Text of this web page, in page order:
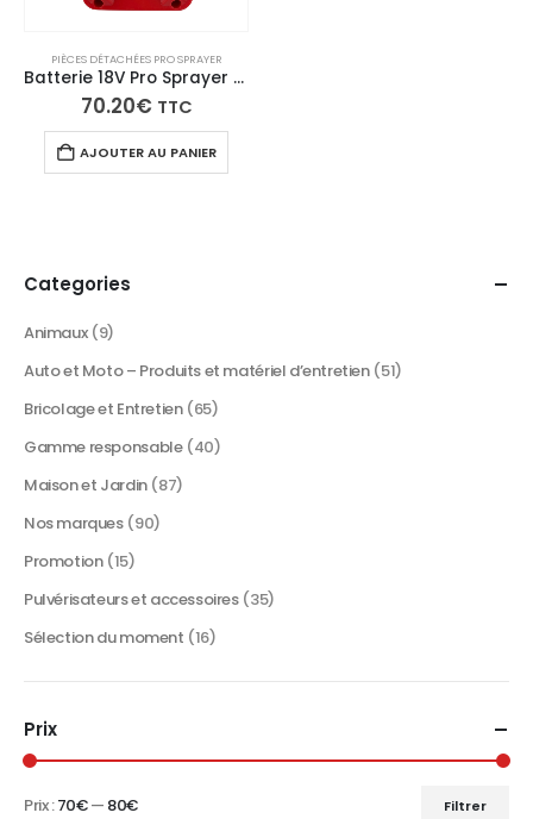
PIÈCES DÉTACHÉES PRO SPRAYER
Batterie 18V Pro Sprayer 26000mAh Lithium-Ion – Autonomie 2h30 Recharge Rapide
70.20€ TTC
AJOUTER AU PANIER
Categories
Animaux (9)
Auto et Moto – Produits et matériel d’entretien (51)
Bricolage et Entretien (65)
Gamme responsable (40)
Maison et Jardin (87)
Nos marques (90)
Promotion (15)
Pulvérisateurs et accessoires (35)
Sélection du moment (16)
Prix
Filtrer
Prix :70€— 80€